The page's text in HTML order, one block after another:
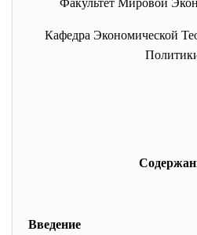
Факультет Мировой
Кафедра Экономической
Введение